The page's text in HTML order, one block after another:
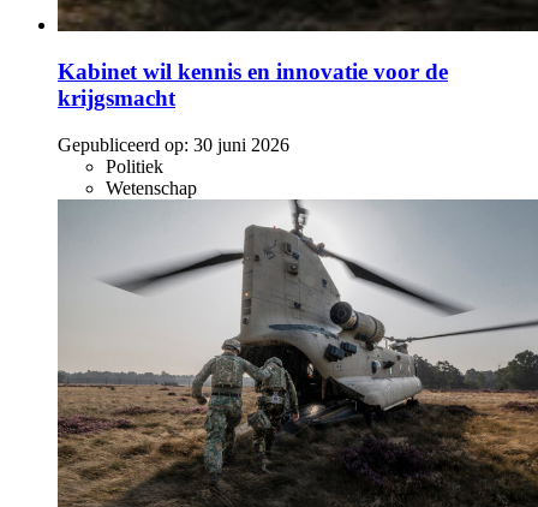
Kabinet wil kennis en innovatie voor de
krijgsmacht
Gepubliceerd op: 30 juni 2026
Politiek
Wetenschap